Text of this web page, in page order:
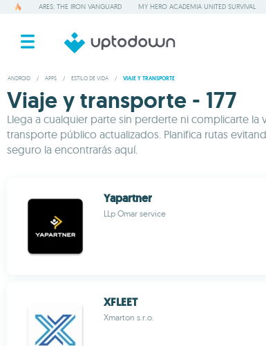
ARES: THE IRON VANGUARD MY HERO ACADEMIA UNITED SURVIVAL
ANDROID / APPS / ESTILO DE VIDA / VIAJE Y TRANSPORTE
Viaje y transporte - 177
Llega a cualquier parte sin perderte ni complicarte
transporte público actualizados. Planifica rutas
seguro la encontrarás aquí.
Yapartner
LLp Omar service
XFLEET
Xmarton s.r.o.